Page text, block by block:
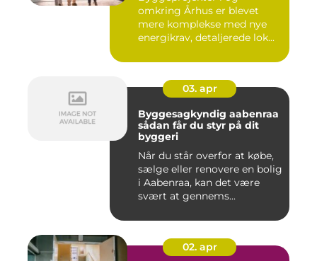
omkring Århus er blevet
mere komplekse med nye
energikrav, detaljerede lok...
03. apr
Byggesagkyndig aabenraa
sådan får du styr på dit
byggeri
Når du står overfor at købe,
sælge eller renovere en bolig
i Aabenraa, kan det være
svært at gennems...
02. apr